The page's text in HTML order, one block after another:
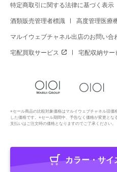
特定商取引に関する法律に基づく表示
酒類販売管理者標識 高度管理医療
マルイウェブチャネル出店のお問い合
宅配買取サービス 宅配収納サー
※セール商品の比較対象価格はマルイウェブチャネル旧
した価格です。※セール期間中、予告なく価格が変更と
支払いはご注文時の価格となりますのでご了承ください。
Copyright All Rights
カラー・サイ